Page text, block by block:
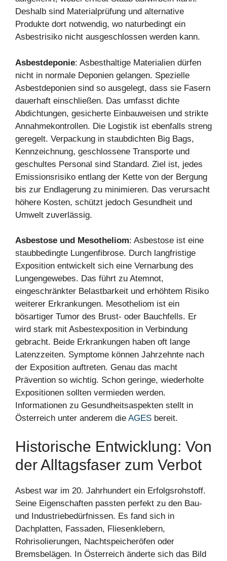
Deshalb sind Materialprüfung und alternative
Produkte dort notwendig, wo naturbedingt ein
Asbestrisiko nicht ausgeschlossen werden kann.
Asbestdeponie: Asbesthaltige Materialien dürfen
nicht in normale Deponien gelangen. Spezielle
Asbestdeponien sind so ausgelegt, dass sie Fasern
dauerhaft einschließen. Das umfasst dichte
Abdichtungen, gesicherte Einbauweisen und strikte
Annahmekontrollen. Die Logistik ist ebenfalls streng
geregelt. Verpackung in staubdichten Big Bags,
Kennzeichnung, geschlossene Transporte und
geschultes Personal sind Standard. Ziel ist, jedes
Emissionsrisiko entlang der Kette von der Bergung
bis zur Endlagerung zu minimieren. Das verursacht
höhere Kosten, schützt jedoch Gesundheit und
Umwelt zuverlässig.
Asbestose und Mesotheliom: Asbestose ist eine
staubbedingte Lungenfibrose. Durch langfristige
Exposition entwickelt sich eine Vernarbung des
Lungengewebes. Das führt zu Atemnot,
eingeschränkter Belastbarkeit und erhöhtem Risiko
weiterer Erkrankungen. Mesotheliom ist ein
bösartiger Tumor des Brust- oder Bauchfells. Er
wird stark mit Asbestexposition in Verbindung
gebracht. Beide Erkrankungen haben oft lange
Latenzzeiten. Symptome können Jahrzehnte nach
der Exposition auftreten. Genau das macht
Prävention so wichtig. Schon geringe, wiederholte
Expositionen sollten vermieden werden.
Informationen zu Gesundheitsaspekten stellt in
Österreich unter anderem die AGES bereit.
Historische Entwicklung: Von
der Alltagsfaser zum Verbot
Asbest war im 20. Jahrhundert ein Erfolgsrohstoff.
Seine Eigenschaften passten perfekt zu den Bau-
und Industriebedürfnissen. Es fand sich in
Dachplatten, Fassaden, Fliesenklebern,
Rohrisolierungen, Nachtspeicheröfen oder
Bremsbelägen. In Österreich änderte sich das Bild